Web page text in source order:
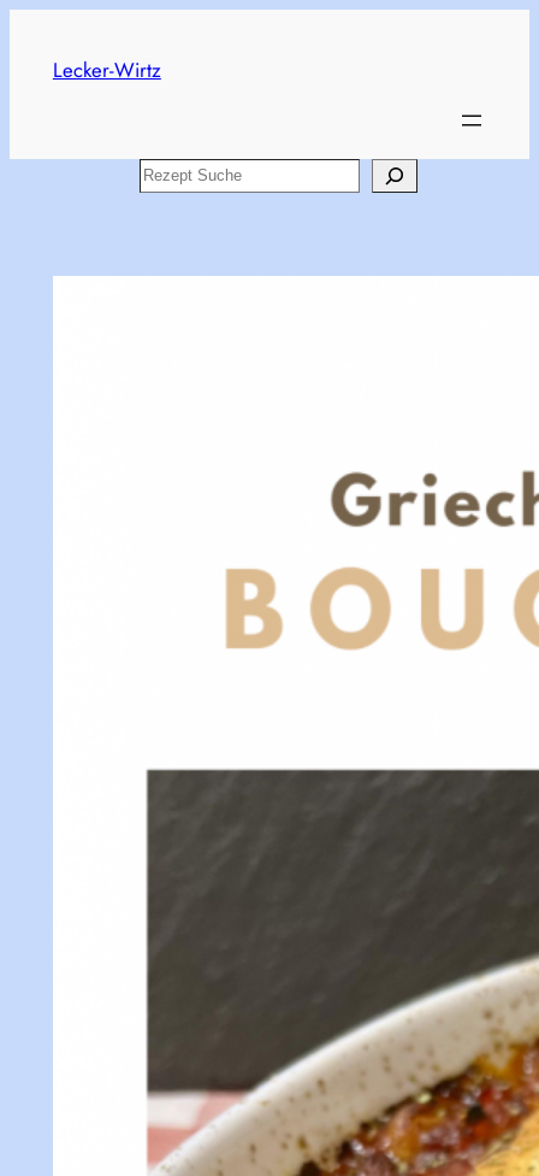
content
Lecker-Wirtz